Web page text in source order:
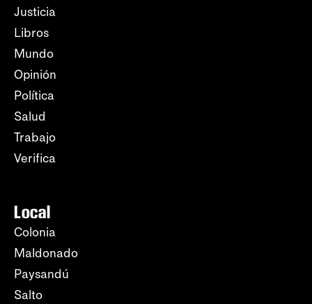
Justicia
Libros
Mundo
Opinión
Política
Salud
Trabajo
Verifica
Local
Colonia
Maldonado
Paysandú
Salto